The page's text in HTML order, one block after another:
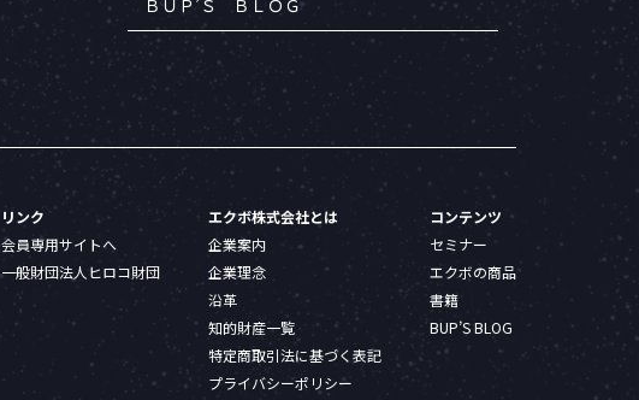
ＢＵＰ’Ｓ ＢＬＯＧ
リンク
会員専用サイトへ
一般財団法人ヒロコ財団
エクボ株式会社とは
企業案内
企業理念
沿革
知的財産一覧
特定商取引法に基づく表記
プライバシーポリシー
コンテンツ
セミナー
エクボの商品
書籍
BUP’S BLOG